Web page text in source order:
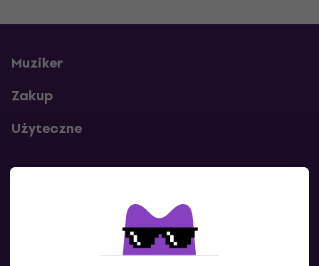
Muziker
Zakup
Użyteczne
Skontaktuj się z nami